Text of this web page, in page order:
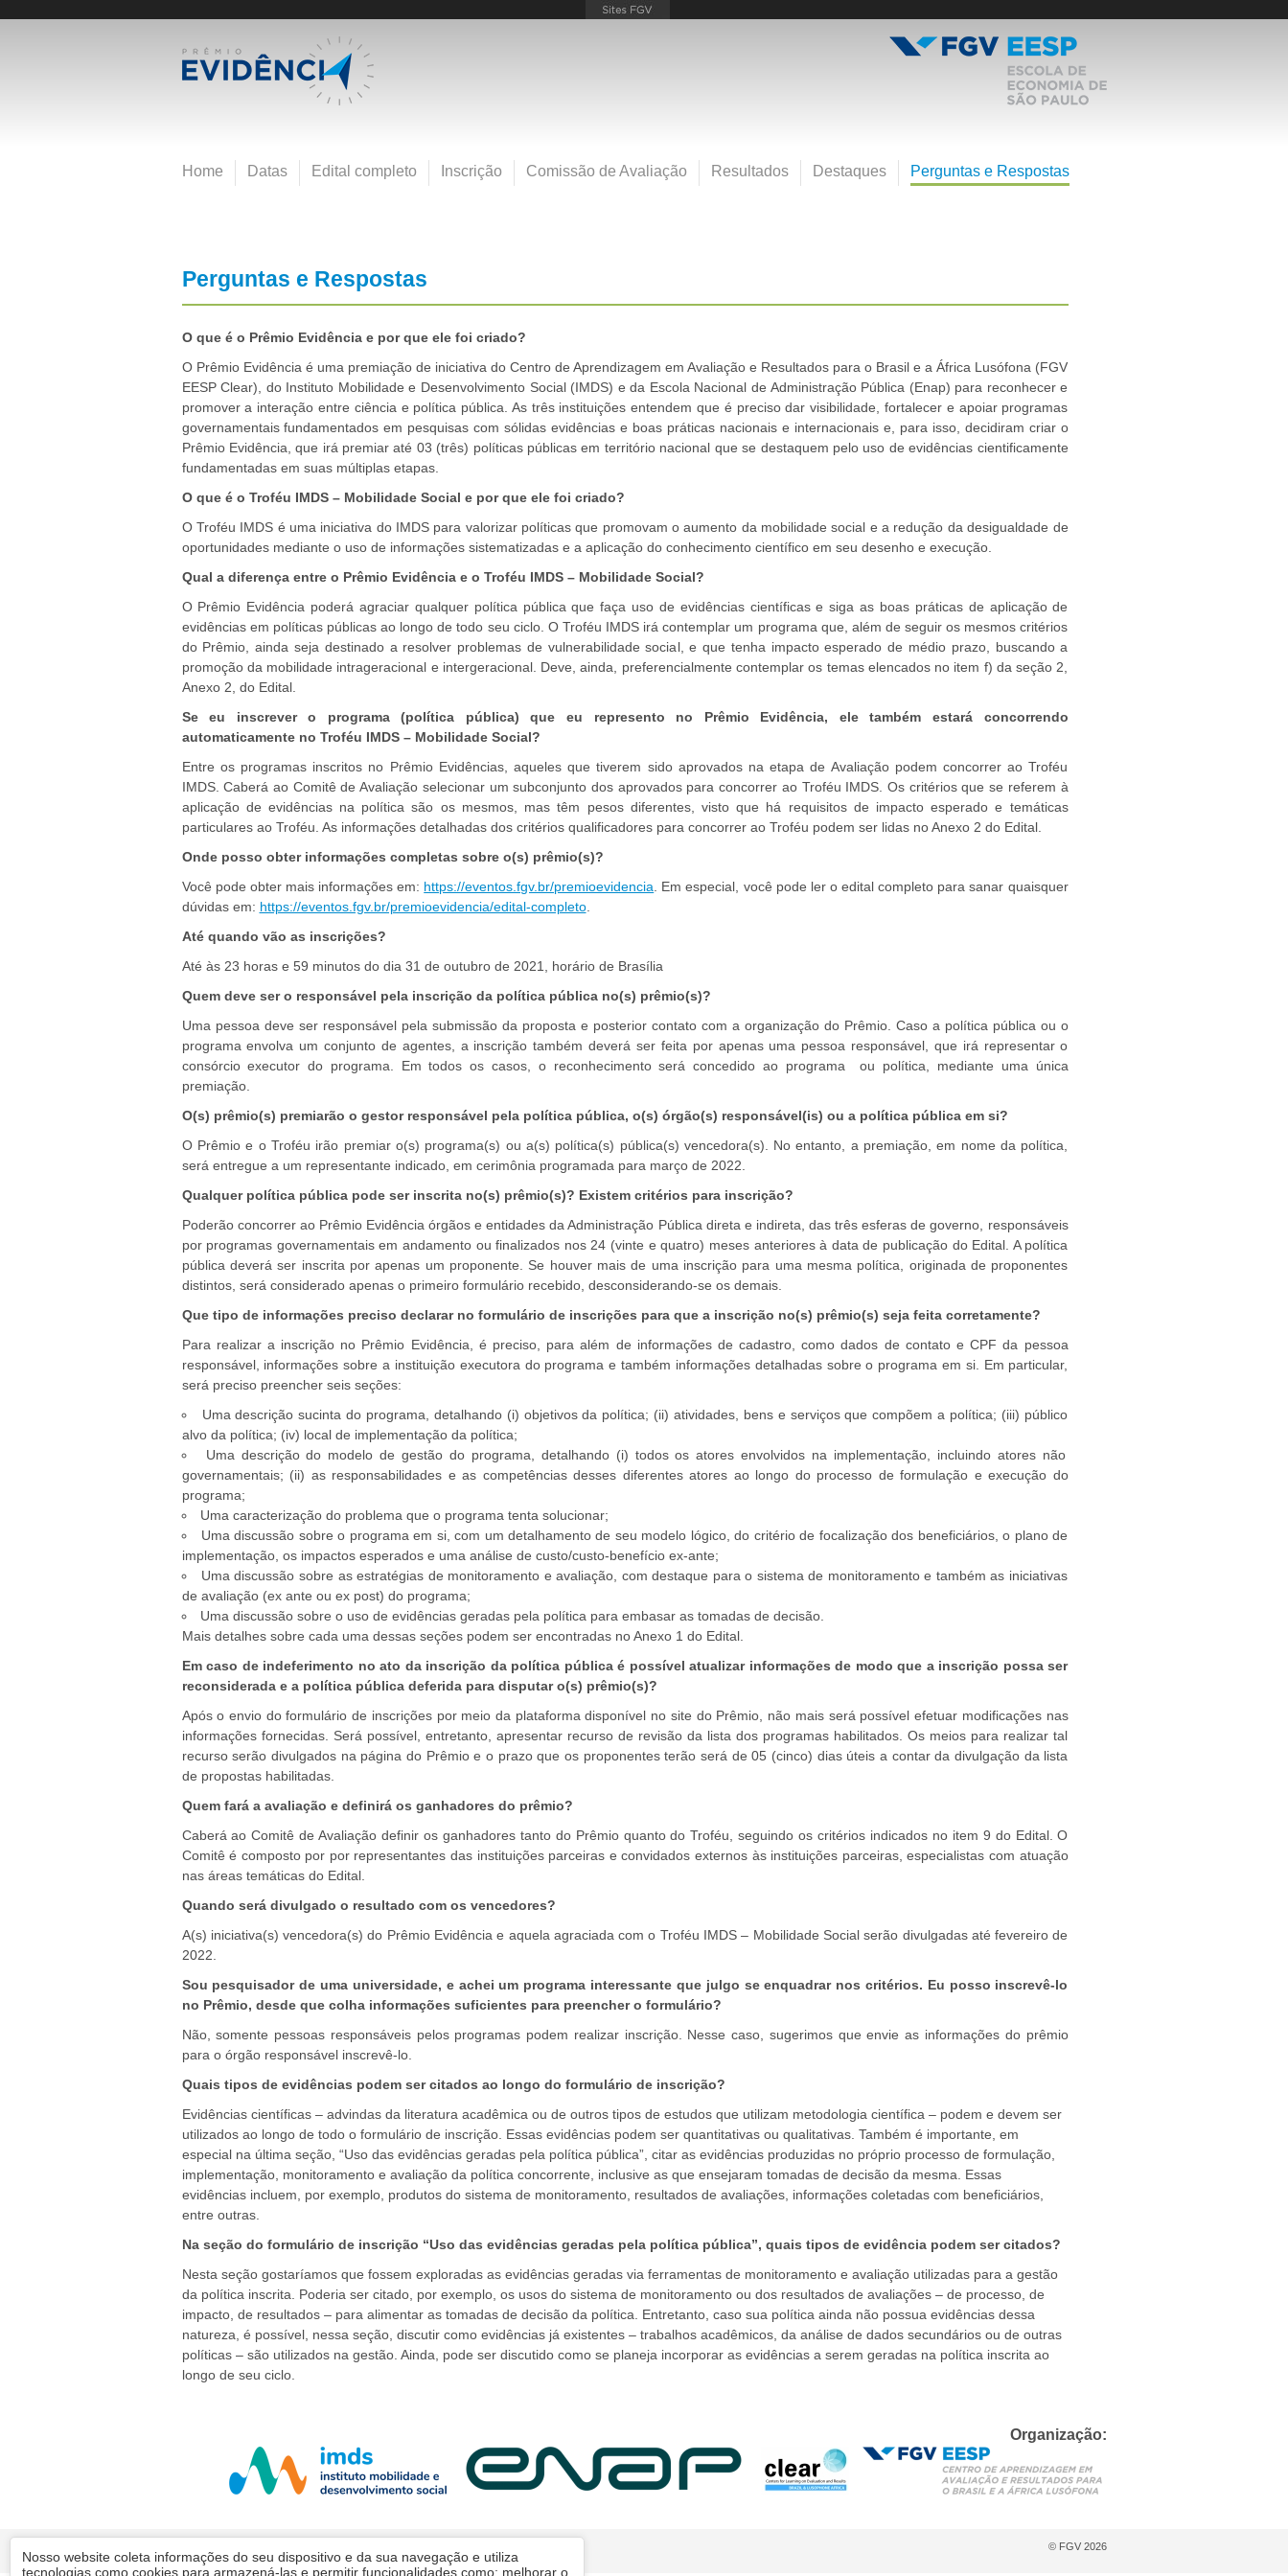
E
e
t
o
s
F
G
V
Home Datas Edital completo Inscrição Comissão de Avaliação Resultados Destaques Perguntas e Respostas
Perguntas e Respostas
O que é o Prêmio Evidência e por que ele foi criado?
O Prêmio Evidência é uma premiação de iniciativa do Centro de Aprendizagem em Avaliação e Resultados para o Brasil e a África Lusófona (FGV
EESP Clear), do Instituto Mobilidade e Desenvolvimento Social (IMDS) e da Escola Nacional de Administração Pública (Enap) para reconhecer e
promover a interação entre ciência e política pública. As três instituições entendem que é preciso dar visibilidade, fortalecer e apoiar programas
governamentais fundamentados em pesquisas com sólidas evidências e boas práticas nacionais e internacionais e, para isso, decidiram criar o
Prêmio Evidência, que irá premiar até 03 (três) políticas públicas em território nacional que se destaquem pelo uso de evidências cientificamente
fundamentadas em suas múltiplas etapas.
O que é o Troféu IMDS – Mobilidade Social e por que ele foi criado?
O Troféu IMDS é uma iniciativa do IMDS para valorizar políticas que promovam o aumento da mobilidade social e a redução da desigualdade de
oportunidades mediante o uso de informações sistematizadas e a aplicação do conhecimento científico em seu desenho e execução.
Qual a diferença entre o Prêmio Evidência e o Troféu IMDS – Mobilidade Social?
O Prêmio Evidência poderá agraciar qualquer política pública que faça uso de evidências científicas e siga as boas práticas de aplicação de
evidências em políticas públicas ao longo de todo seu ciclo. O Troféu IMDS irá contemplar um programa que, além de seguir os mesmos critérios
do Prêmio, ainda seja destinado a resolver problemas de vulnerabilidade social, e que tenha impacto esperado de médio prazo, buscando a
promoção da mobilidade intrageracional e intergeracional. Deve, ainda, preferencialmente contemplar os temas elencados no item f) da seção 2,
Anexo 2, do Edital.
Se eu inscrever o programa (política pública) que eu represento no Prêmio Evidência, ele também estará concorrendo
automaticamente no Troféu IMDS – Mobilidade Social?
Entre os programas inscritos no Prêmio Evidências, aqueles que tiverem sido aprovados na etapa de Avaliação podem concorrer ao Troféu
IMDS. Caberá ao Comitê de Avaliação selecionar um subconjunto dos aprovados para concorrer ao Troféu IMDS. Os critérios que se referem à
aplicação de evidências na política são os mesmos, mas têm pesos diferentes, visto que há requisitos de impacto esperado e temáticas
particulares ao Troféu. As informações detalhadas dos critérios qualificadores para concorrer ao Troféu podem ser lidas no Anexo 2 do Edital.
Onde posso obter informações completas sobre o(s) prêmio(s)?
Você pode obter mais informações em: https://eventos.fgv.br/premioevidencia. Em especial, você pode ler o edital completo para sanar quaisquer
dúvidas em: https://eventos.fgv.br/premioevidencia/edital-completo.
Até quando vão as inscrições?
Até às 23 horas e 59 minutos do dia 31 de outubro de 2021, horário de Brasília
Quem deve ser o responsável pela inscrição da política pública no(s) prêmio(s)?
Uma pessoa deve ser responsável pela submissão da proposta e posterior contato com a organização do Prêmio. Caso a política pública ou o
programa envolva um conjunto de agentes, a inscrição também deverá ser feita por apenas uma pessoa responsável, que irá representar o
consórcio executor do programa. Em todos os casos, o reconhecimento será concedido ao programa ou política, mediante uma única
premiação.
O(s) prêmio(s) premiarão o gestor responsável pela política pública, o(s) órgão(s) responsável(is) ou a política pública em si?
O Prêmio e o Troféu irão premiar o(s) programa(s) ou a(s) política(s) pública(s) vencedora(s). No entanto, a premiação, em nome da política,
será entregue a um representante indicado, em cerimônia programada para março de 2022.
Qualquer política pública pode ser inscrita no(s) prêmio(s)? Existem critérios para inscrição?
Poderão concorrer ao Prêmio Evidência órgãos e entidades da Administração Pública direta e indireta, das três esferas de governo, responsáveis
por programas governamentais em andamento ou finalizados nos 24 (vinte e quatro) meses anteriores à data de publicação do Edital. A política
pública deverá ser inscrita por apenas um proponente. Se houver mais de uma inscrição para uma mesma política, originada de proponentes
distintos, será considerado apenas o primeiro formulário recebido, desconsiderando-se os demais.
Que tipo de informações preciso declarar no formulário de inscrições para que a inscrição no(s) prêmio(s) seja feita corretamente?
Para realizar a inscrição no Prêmio Evidência, é preciso, para além de informações de cadastro, como dados de contato e CPF da pessoa
responsável, informações sobre a instituição executora do programa e também informações detalhadas sobre o programa em si. Em particular,
será preciso preencher seis seções:
Uma descrição sucinta do programa, detalhando (i) objetivos da política; (ii) atividades, bens e serviços que compõem a política; (iii) público
alvo da política; (iv) local de implementação da política;
Uma descrição do modelo de gestão do programa, detalhando (i) todos os atores envolvidos na implementação, incluindo atores não
governamentais; (ii) as responsabilidades e as competências desses diferentes atores ao longo do processo de formulação e execução do
programa;
Uma caracterização do problema que o programa tenta solucionar;
Uma discussão sobre o programa em si, com um detalhamento de seu modelo lógico, do critério de focalização dos beneficiários, o plano de
implementação, os impactos esperados e uma análise de custo/custo-benefício ex-ante;
Uma discussão sobre as estratégias de monitoramento e avaliação, com destaque para o sistema de monitoramento e também as iniciativas
de avaliação (ex ante ou ex post) do programa;
Uma discussão sobre o uso de evidências geradas pela política para embasar as tomadas de decisão.
Mais detalhes sobre cada uma dessas seções podem ser encontradas no Anexo 1 do Edital.
Em caso de indeferimento no ato da inscrição da política pública é possível atualizar informações de modo que a inscrição possa ser
reconsiderada e a política pública deferida para disputar o(s) prêmio(s)?
Após o envio do formulário de inscrições por meio da plataforma disponível no site do Prêmio, não mais será possível efetuar modificações nas
informações fornecidas. Será possível, entretanto, apresentar recurso de revisão da lista dos programas habilitados. Os meios para realizar tal
recurso serão divulgados na página do Prêmio e o prazo que os proponentes terão será de 05 (cinco) dias úteis a contar da divulgação da lista
de propostas habilitadas.
Quem fará a avaliação e definirá os ganhadores do prêmio?
Caberá ao Comitê de Avaliação definir os ganhadores tanto do Prêmio quanto do Troféu, seguindo os critérios indicados no item 9 do Edital. O
Comitê é composto por por representantes das instituições parceiras e convidados externos às instituições parceiras, especialistas com atuação
nas áreas temáticas do Edital.
Quando será divulgado o resultado com os vencedores?
A(s) iniciativa(s) vencedora(s) do Prêmio Evidência e aquela agraciada com o Troféu IMDS – Mobilidade Social serão divulgadas até fevereiro de
2022.
Sou pesquisador de uma universidade, e achei um programa interessante que julgo se enquadrar nos critérios. Eu posso inscrevê-lo
no Prêmio, desde que colha informações suficientes para preencher o formulário?
Não, somente pessoas responsáveis pelos programas podem realizar inscrição. Nesse caso, sugerimos que envie as informações do prêmio
para o órgão responsável inscrevê-lo.
Quais tipos de evidências podem ser citados ao longo do formulário de inscrição?
Evidências científicas – advindas da literatura acadêmica ou de outros tipos de estudos que utilizam metodologia científica – podem e devem ser
utilizados ao longo de todo o formulário de inscrição. Essas evidências podem ser quantitativas ou qualitativas. Também é importante, em
especial na última seção, “Uso das evidências geradas pela política pública”, citar as evidências produzidas no próprio processo de formulação,
implementação, monitoramento e avaliação da política concorrente, inclusive as que ensejaram tomadas de decisão da mesma. Essas
evidências incluem, por exemplo, produtos do sistema de monitoramento, resultados de avaliações, informações coletadas com beneficiários,
entre outras.
Na seção do formulário de inscrição “Uso das evidências geradas pela política pública”, quais tipos de evidência podem ser citados?
Nesta seção gostaríamos que fossem exploradas as evidências geradas via ferramentas de monitoramento e avaliação utilizadas para a gestão
da política inscrita. Poderia ser citado, por exemplo, os usos do sistema de monitoramento ou dos resultados de avaliações – de processo, de
impacto, de resultados – para alimentar as tomadas de decisão da política. Entretanto, caso sua política ainda não possua evidências dessa
natureza, é possível, nessa seção, discutir como evidências já existentes – trabalhos acadêmicos, da análise de dados secundários ou de outras
políticas – são utilizados na gestão. Ainda, pode ser discutido como se planeja incorporar as evidências a serem geradas na política inscrita ao
longo de seu ciclo.
Organização:
© FGV 2026
Nosso website coleta informações do seu dispositivo e da sua navegação e utiliza
tecnologias como cookies para armazená-las e permitir funcionalidades como: melhorar o